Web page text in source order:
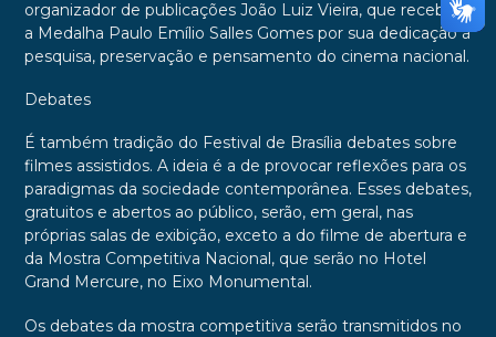
organizador de publicações João Luiz Vieira, que receberá
a Medalha Paulo Emílio Salles Gomes por sua dedicação à
pesquisa, preservação e pensamento do cinema nacional.
Debates
É também tradição do Festival de Brasília debates sobre
filmes assistidos. A ideia é a de provocar reflexões para os
paradigmas da sociedade contemporânea. Esses debates,
gratuitos e abertos ao público, serão, em geral, nas
próprias salas de exibição, exceto a do filme de abertura e
da Mostra Competitiva Nacional, que serão no Hotel
Grand Mercure, no Eixo Monumental.
Os debates da mostra competitiva serão transmitidos no